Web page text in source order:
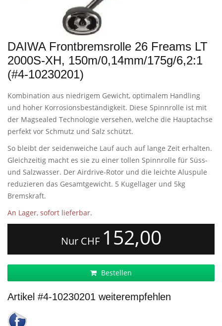
DAIWA Frontbremsrolle 26 Freams LT
2000S-XH, 150m/0,14mm/175g/6,2:1
(#4-10230201)
Kombination aus niedrigem Gewicht, optimalem Handling
und hoher Korrosionsbeständigkeit. Diese Spinnrolle ist mit
der Magsealed Technologie versehen, welche die Hauptachse
perfekt vor Schmutz und Salz schützt.
So bleibt der seidenweiche Lauf auch auf lange Zeit erhalten.
Gleichzeitig macht es sie zu einer tollen Spinnrolle für Süss-
und Salzwasser. Der Airdrive-Rotor und die leichte Aluspule
reduzieren das Gesamtgewicht. 5 Kugellager und 5kg
Bremskraft.
An Lager, sofort lieferbar.
Nur CHF 152,00
Bestellen
Artikel #4-10230201 weiterempfehlen